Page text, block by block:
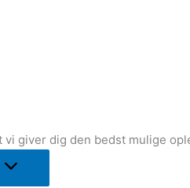
giver dig den bedst mulige